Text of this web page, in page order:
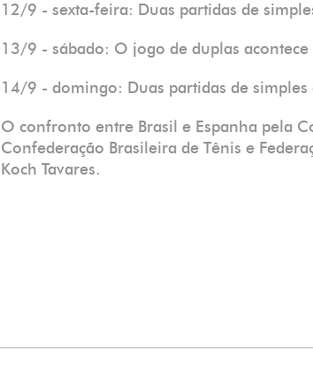
12/9 - sexta-feira: Duas partidas de
13/9 - sábado: O jogo de duplas
14/9 - domingo: Duas partidas de simples
O confronto entre Brasil e Espanha pela
Confederação Brasileira de Tênis e
Koch Tavares.